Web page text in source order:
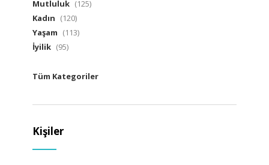
Mutluluk (125)
Kadın (120)
Yaşam (113)
İyilik (95)
Tüm Kategoriler
Kişiler